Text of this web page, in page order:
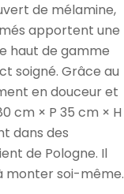
de mélamine,
apportent une
haut de gamme
soigné. Grâce au
en douceur et
cm × P 35 cm × H
dans des
de Pologne. Il
monter soi-même.